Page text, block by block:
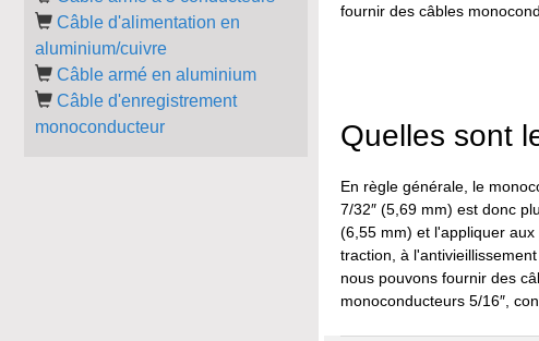
fournir des câbles
Quelles sont
En règle générale, le
7/32″ (5,69 mm) est donc
(6,55 mm) et l'appliquer
traction, à
nous pouvons fournir des
monoconducteurs 5/16″,
Câble d'alimentation en
aluminium/cuivre
Câble armé en aluminium
Câble d'enregistrement
monoconducteur